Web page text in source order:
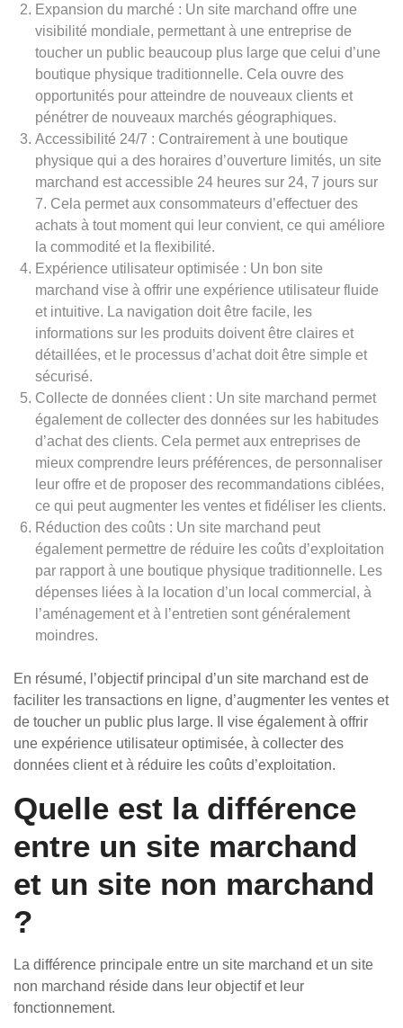
Expansion du marché : Un site marchand offre une
visibilité mondiale, permettant à une entreprise de
toucher un public beaucoup plus large que celui d’une
boutique physique traditionnelle. Cela ouvre des
opportunités pour atteindre de nouveaux clients et
pénétrer de nouveaux marchés géographiques.
Accessibilité 24/7 : Contrairement à une boutique
physique qui a des horaires d’ouverture limités, un site
marchand est accessible 24 heures sur 24, 7 jours sur
7. Cela permet aux consommateurs d’effectuer des
achats à tout moment qui leur convient, ce qui améliore
la commodité et la flexibilité.
Expérience utilisateur optimisée : Un bon site
marchand vise à offrir une expérience utilisateur fluide
et intuitive. La navigation doit être facile, les
informations sur les produits doivent être claires et
détaillées, et le processus d’achat doit être simple et
sécurisé.
Collecte de données client : Un site marchand permet
également de collecter des données sur les habitudes
d’achat des clients. Cela permet aux entreprises de
mieux comprendre leurs préférences, de personnaliser
leur offre et de proposer des recommandations ciblées,
ce qui peut augmenter les ventes et fidéliser les clients.
Réduction des coûts : Un site marchand peut
également permettre de réduire les coûts d’exploitation
par rapport à une boutique physique traditionnelle. Les
dépenses liées à la location d’un local commercial, à
l’aménagement et à l’entretien sont généralement
moindres.
En résumé, l’objectif principal d’un site marchand est de
faciliter les transactions en ligne, d’augmenter les ventes et
de toucher un public plus large. Il vise également à offrir
une expérience utilisateur optimisée, à collecter des
données client et à réduire les coûts d’exploitation.
Quelle est la différence
entre un site marchand
et un site non marchand
?
La différence principale entre un site marchand et un site
non marchand réside dans leur objectif et leur
fonctionnement.